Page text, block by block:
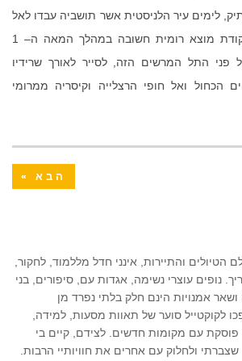
, לימים עיר הלניסטית אשר תושביה עבדו לאל
מוצא רומית חשובה במהלך המאה ה– 1
פני התל המרשים הזה ,לסייר לאורך שרידיו
הכחול ואל חופי הרצלייה וקיסריה ממרומי
הבא »
הטיולים והתיירות, אינני חדל מללמוד, לחקור,
נופים עוצרי נשימה, אגדות עם, סיפורים, בני
אמנויות הינם חלק בלתי נפרד מן
לקוקטייל סוער של תאוות מסעות, למידה,
פוסקת עם מקומות חדשים. לצידם, קיים בי
ולחלוק עם אחרים את חוויותיי הרבות.